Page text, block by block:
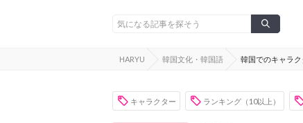
HARYU 韓国文化・韓国語 韓国でのキャラ
キャラクター ランキング（10以上）